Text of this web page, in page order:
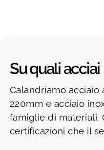
Su quali acciai
Calandriamo acciaio
220mm e acciaio
famiglie di materiali.
certificazioni che il